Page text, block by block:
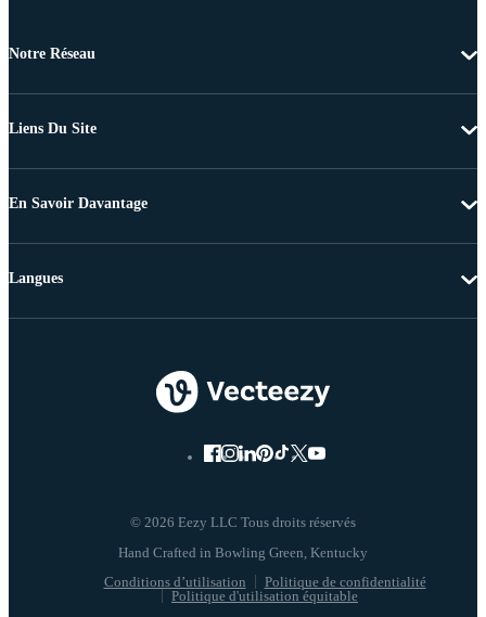
Notre Réseau
Liens Du Site
En Savoir Davantage
© 2026 Eezy LLC Tous droits réservés
Conditions d’utilisation
Politique de confidentialité
Politique d'utilisation équitable
Langues